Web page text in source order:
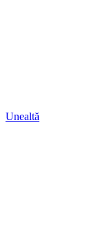
Unealtă